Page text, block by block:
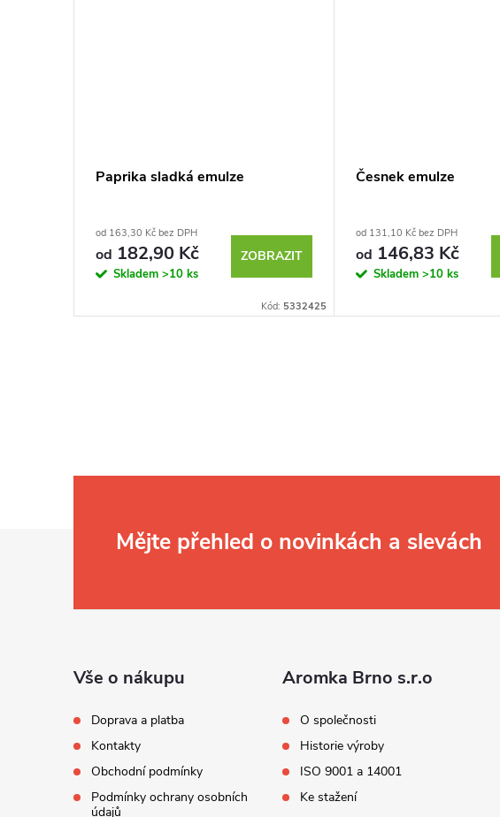
Paprika sladká emulze
od 163,30 Kč bez DPH
od 182,90 Kč
Skladem >10 ks
ZOBRAZIT
Kód: 5332425
Česnek emulze
od 131,10 Kč bez DPH
od 146,83 Kč
Skladem >10 ks
Mějte přehled o novinkách a slevách
Vše o nákupu
Doprava a platba
Kontakty
Obchodní podmínky
Podmínky ochrany osobních
údajů
Aromka Brno s.r.o
O společnosti
Historie výroby
ISO 9001 a 14001
Ke stažení